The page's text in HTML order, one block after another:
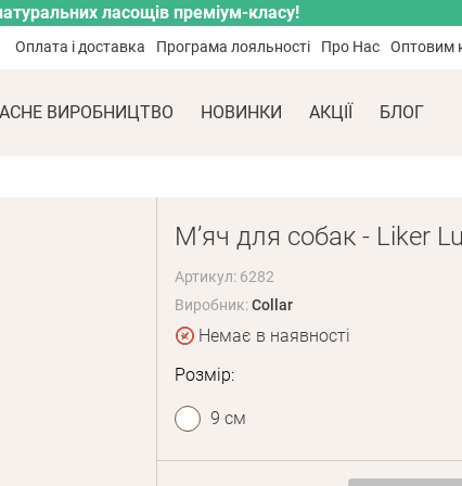
ласощів преміум-класу!
Оплата і доставка Програма лояльності Про Нас Оптовим
ВИРОБНИЦТВО НОВИНКИ АКЦІЇ БЛОГ
М’яч для собак - Liker
Артикул: 6282
Виробник:Collar
Немає в наявності
Розмір:
9 см